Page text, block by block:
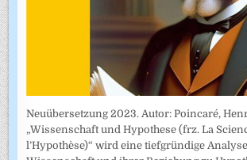
Neuübersetzung 2023. Autor: Poincaré,
„Wissenschaft und Hypothese (frz. La
l’Hypothèse)“ wird eine tiefgründige